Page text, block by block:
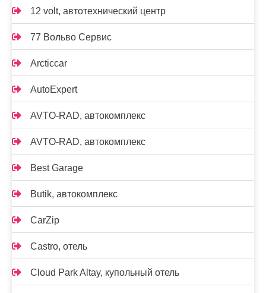
12 volt, автотехнический центр
77 Вольво Сервис
Arcticcar
AutoExpert
AVTO-RAD, автокомплекс
AVTO-RAD, автокомплекс
Best Garage
Butik, автокомплекс
CarZip
Castro, отель
Cloud Park Altay, купольный отель